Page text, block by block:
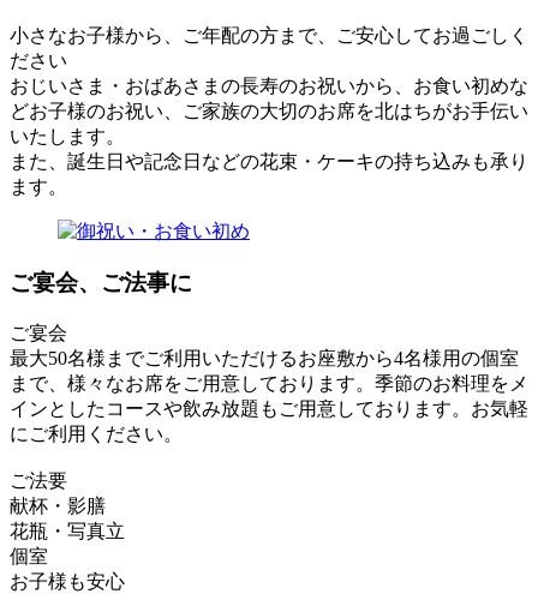
小さなお子様から、ご年配の方まで、ご安心してお過ごしく
ださい
おじいさま・おばあさまの長寿のお祝いから、お食い初めな
どお子様のお祝い、ご家族の大切のお席を北はちがお手伝い
いたします。
また、誕生日や記念日などの花束・ケーキの持ち込みも承り
ます。
ご宴会、ご法事に
ご宴会
最大50名様までご利用いただけるお座敷から4名様用の個室
まで、様々なお席をご用意しております。季節のお料理をメ
インとしたコースや飲み放題もご用意しております。お気軽
にご利用ください。
ご法要
献杯・影膳
花瓶・写真立
個室
お子様も安心